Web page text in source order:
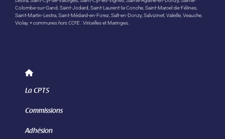
Colombe-sur-Gand, Saint-Jodard, Saint-Laurent-la-Conche, Saint-Marcel-de-Félines,
Saint-Martin-Lestra, Saint-Médard-en-Forez, Salt-en-Donzy, Salvizinet, Valeille, Veauche,
Violay.+ communes hors CCFE :Viricelles et Maringes.
La CPTS
Commissions
Adhésion